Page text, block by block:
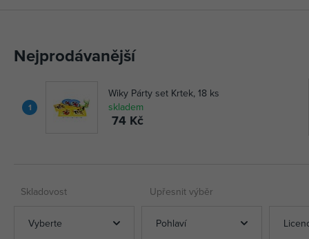
Nejprodávanější
1
Wiky Párty set Krtek, 18 ks
skladem
74 Kč
Skladovost Upřesnit výběr
Vyberte Pohlaví